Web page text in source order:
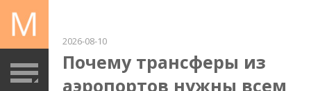
2026-08-10
Почему трансферы из
аэропортов нужны всем